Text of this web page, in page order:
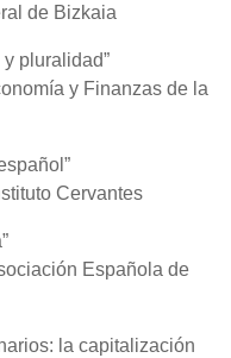
de Bizkaia
pluralidad”
y Finanzas de la
Cervantes
Española de
la capitalización